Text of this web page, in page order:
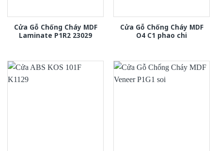
Cửa Gỗ Chống Cháy MDF
Laminate P1R2 23029
Cửa Gỗ Chống Cháy MDF
O4 C1 phao chi